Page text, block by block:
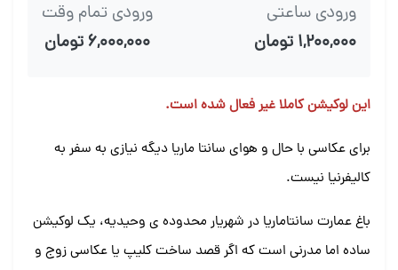
ورودی ساعتی
۱,۲۰۰,۰۰۰ تومان
ورودی تمام وقت
۶,۰۰۰,۰۰۰ تومان
این لوکیشن کاملا غیر فعال شده است.
برای عکاسی با حال و هوای سانتا ماریا دیگه نیازی به سفر به
کالیفرنیا نیست.
باغ عمارت سانتاماریا در شهریار محدوده ی وحیدیه، یک لوکیشن
ساده اما مدرنی است که اگر قصد ساخت کلیپ یا عکاسی زوج و